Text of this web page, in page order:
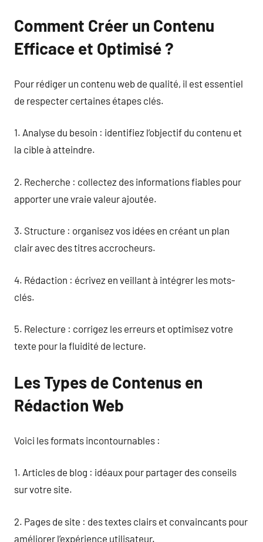
Comment Créer un Contenu
Efficace et Optimisé ?
Pour rédiger un contenu web de qualité, il est essentiel
de respecter certaines étapes clés.
1. Analyse du besoin : identifiez l’objectif du contenu et
la cible à atteindre.
2. Recherche : collectez des informations fiables pour
apporter une vraie valeur ajoutée.
3. Structure : organisez vos idées en créant un plan
clair avec des titres accrocheurs.
4. Rédaction : écrivez en veillant à intégrer les mots-
clés.
5. Relecture : corrigez les erreurs et optimisez votre
texte pour la fluidité de lecture.
Les Types de Contenus en
Rédaction Web
Voici les formats incontournables :
1. Articles de blog : idéaux pour partager des conseils
sur votre site.
2. Pages de site : des textes clairs et convaincants pour
améliorer l’expérience utilisateur.